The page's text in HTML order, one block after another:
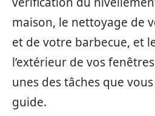
maison, le nettoyage de
et de votre barbecue, et
l’extérieur de vos
unes des tâches que
guide.